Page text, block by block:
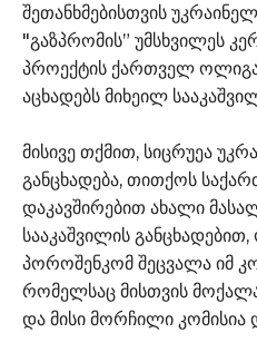
შეთანხმებისთვის
"გაზპრომის” უმსხვილეს
პროექტის ქართველ
აცხადებს მიხეილ
მისივე თქმით, სიცრუეა
განცხადება, თითქოს
დაკავშირებით ახალი
სააკაშვილის
პოროშენკომ შეცვალა იმ
რომელსაც მისთვის
და მისი მორჩილი კომისია